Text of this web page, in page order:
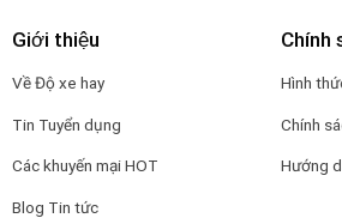
Giới thiệu
Về Độ xe hay
Tin Tuyển dụng
Các khuyến mại HOT
Blog Tin tức
Chính
Hình
Chính
Hướng